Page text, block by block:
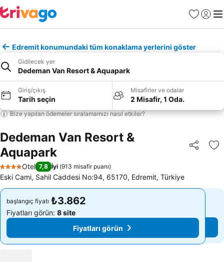
Favoriler
Giriş
Edremit konumundaki tüm konaklama yerlerini göster
Gidilecek yer
Dedeman Van Resort & Aquapark
Giriş/çıkış
Tarih seçin
Misafirler ve odalar
2 Misafir, 1 Oda.
Bize yapılan ödemeler sıralamamızı nasıl etkiler?
Dedeman Van Resort &
Aquapark
Paylaş
4 Yıldız
Otel 7,8 İyi (913 misafir puanı)
Eski Cami, Sahil Caddesi No:94, 65170, Edremit, Türkiye
başlangıç fiyatı ₺3.862
Fiyatları görün: 8 site
Fiyatları görün
başlangıç fiyatı ₺3.862
Fiyatları görün: 8 site
Fiyatları görün